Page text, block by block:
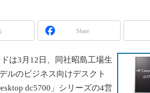
Share
は3月12日、同社昭島工場生
ルのビジネス向けデスクト
dc5700」シリーズの4営